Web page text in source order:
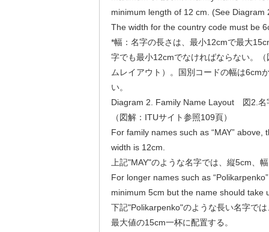
minimum length of 12 cm. (See Diagram
The width for the country code must be
*幅：名字の長さは、最小12cmで最大
字でも最小12cmでなければならない。
ムレイアウト）。国別コードの幅は6cm
い。
Diagram 2. Family Name Layout 図2.名
（図解：ITUサイト参照109頁）
For family names such as “MAY” above,
width is 12cm.
上記"MAY"のような名字では、縦5cm、
For longer names such as
minimum 5cm but the name should take
下記"Polikarpenko"のような長い名字で
最大値の15cm一杯に配置する。